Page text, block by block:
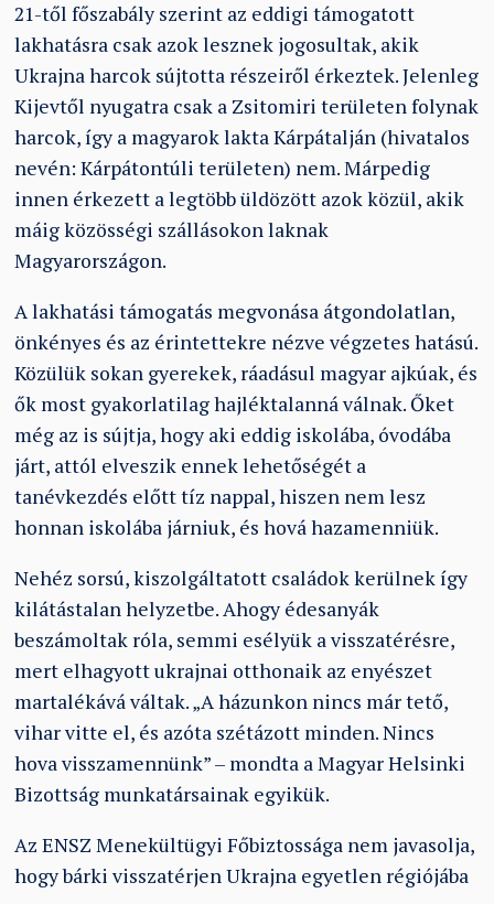
21-től főszabály szerint az eddigi támogatott
lakhatásra csak azok lesznek jogosultak, akik
Ukrajna harcok sújtotta részeiről érkeztek. Jelenleg
Kijevtől nyugatra csak a Zsitomiri területen folynak
harcok, így a magyarok lakta Kárpátalján (hivatalos
nevén: Kárpátontúli területen) nem. Márpedig
innen érkezett a legtöbb üldözött azok közül, akik
máig közösségi szállásokon laknak
Magyarországon.
A lakhatási támogatás megvonása átgondolatlan,
önkényes és az érintettekre nézve végzetes hatású.
Közülük sokan gyerekek, ráadásul magyar ajkúak, és
ők most gyakorlatilag hajléktalanná válnak. Őket
még az is sújtja, hogy aki eddig iskolába, óvodába
járt, attól elveszik ennek lehetőségét a
tanévkezdés előtt tíz nappal, hiszen nem lesz
honnan iskolába járniuk, és hová hazamenniük.
Nehéz sorsú, kiszolgáltatott családok kerülnek így
kilátástalan helyzetbe. Ahogy édesanyák
beszámoltak róla, semmi esélyük a visszatérésre,
mert elhagyott ukrajnai otthonaik az enyészet
martalékává váltak.„A házunkon nincs már tető,
vihar vitte el, és azóta szétázott minden. Nincs
hova visszamennünk” – mondta a Magyar Helsinki
Bizottság munkatársainak egyikük.
Az ENSZ Menekültügyi Főbiztossága nem javasolja,
hogy bárki visszatérjen Ukrajna egyetlen régiójába